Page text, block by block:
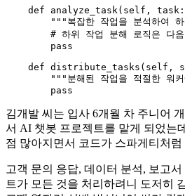
def
analyze_task( self, task:
"""복잡한 작업을 분석하여
# 하위 작업 분해 로직은 다
pass
def distribute_tasks ( self,
"""분해된 작업을 적절한 워
pass
김개발 씨는 입사 6개월 차 주니어
서 AI 챗봇 프로젝트를 맡게 되었는
점 많아지면서 코드가 스파게티처
고객 문의 응답, 데이터 분석, 보고
트가 모든 것을 처리하려니 도저히